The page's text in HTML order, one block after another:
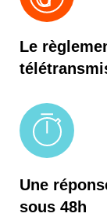
Le
Une
sous 48h